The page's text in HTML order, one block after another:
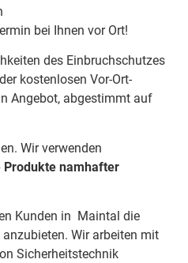
bei Ihnen vor Ort!
des Einbruchschutzes
kostenlosen Vor-Ort-
Angebot, abgestimmt auf
Wir verwenden
Produkte namhafter
Kunden in Maintal die
Wir arbeiten mit
Sicherheitstechnik